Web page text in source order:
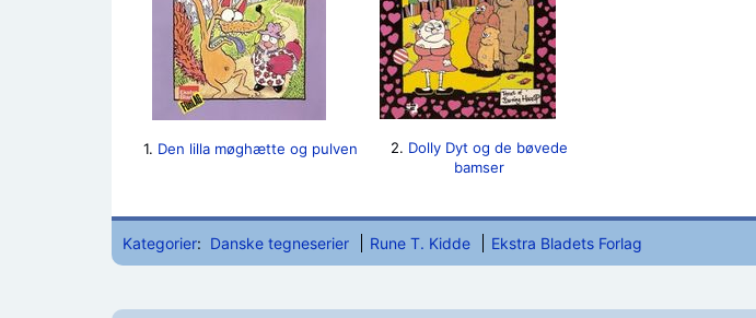
1. Den lilla møghætte og pulven 2. Dolly Dyt og de bøvede
bamser
Kategorier: Danske tegneserier Rune T. Kidde Ekstra Bladets Forlag